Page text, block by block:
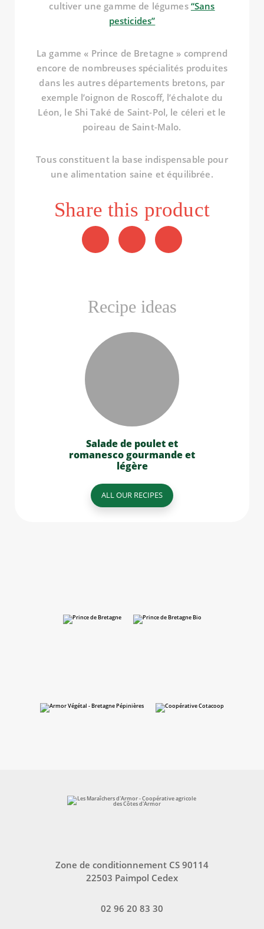
cultiver une gamme de légumes “Sans
pesticides”
La gamme « Prince de Bretagne » comprend
encore de nombreuses spécialités produites
dans les autres départements bretons, par
exemple l’oignon de Roscoff, l’échalote du
Léon, le Shi Také de Saint-Pol, le céleri et le
poireau de Saint-Malo.
Tous constituent la base indispensable pour
une alimentation saine et équilibrée.
Share this product
Recipe ideas
Salade de poulet et
romanesco gourmande et
légère
ALL OUR RECIPES
Zone de conditionnement CS 90114
22503 Paimpol Cedex
02 96 20 83 30